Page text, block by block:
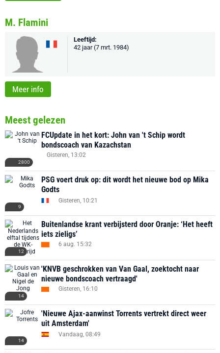
M. Flamini
Leeftijd:
42 jaar (7 mrt. 1984)
Meer info
Meest gelezen
2800
FCUpdate in het kort: John van 't Schip wordt
bondscoach van Kazachstan
Gisteren, 13:02
9
PSG voert druk op: dit wordt het nieuwe bod op Mika
Godts
Gisteren, 10:21
12
Buitenlandse krant verbijsterd door Oranje: ‘Het heeft
iets zieligs’
6 aug. 15:32
14
'KNVB geschrokken van Van Gaal, zoektocht naar
nieuwe bondscoach vertraagd'
Gisteren, 16:10
14
'Nieuwe Ajax-aanwinst Torrents vertrekt direct weer
uit Amsterdam'
Vandaag, 08:49